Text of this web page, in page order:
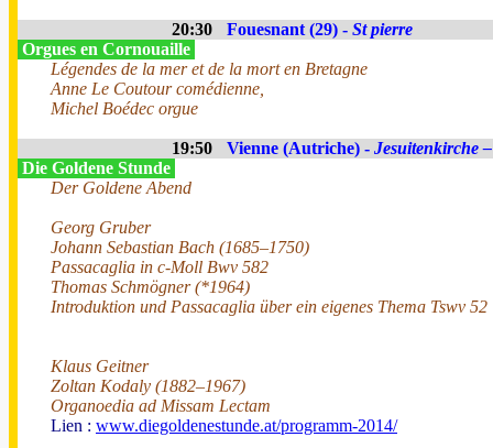
20:30 Fouesnant (29) - St pierre
Orgues en Cornouaille
Légendes de la mer et de la mort en Bretagne
Anne Le Coutour comédienne,
Michel Boédec orgue
19:50 Vienne (Autriche) - Jesuitenkirche
Die Goldene Stunde
Der Goldene Abend
Georg Gruber
Johann Sebastian Bach (1685–1750)
Passacaglia in c-Moll Bwv 582
Thomas Schmögner (*1964)
Introduktion und Passacaglia über ein eigenes Thema Tswv 52
Klaus Geitner
Zoltan Kodaly (1882–1967)
Organoedia ad Missam Lectam
Lien : www.diegoldenestunde.at/programm-2014/